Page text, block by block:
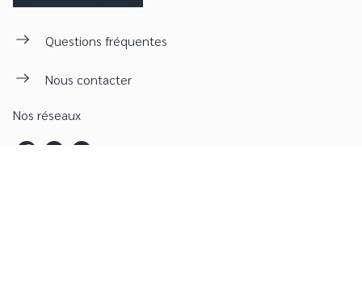
Questions fréquentes
Nous contacter
Nos réseaux